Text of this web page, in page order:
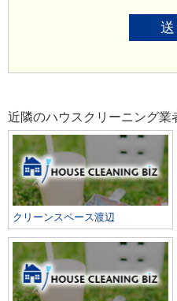
近隣のハウスクリーニング業
クリーンスペース渡辺